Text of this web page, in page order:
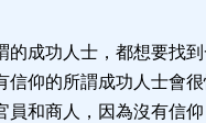
的成功人士，都想要找
信仰的所謂成功人士會
員和商人，因為沒有信